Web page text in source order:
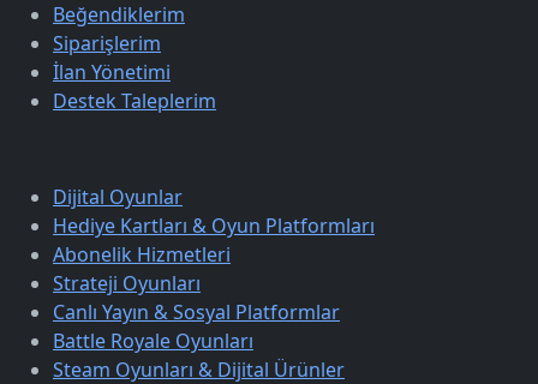
Beğendiklerim
Siparişlerim
İlan Yönetimi
Destek Taleplerim
Dijital Oyunlar
Hediye Kartları & Oyun Platformları
Abonelik Hizmetleri
Strateji Oyunları
Canlı Yayın & Sosyal Platformlar
Battle Royale Oyunları
Steam Oyunları & Dijital Ürünler